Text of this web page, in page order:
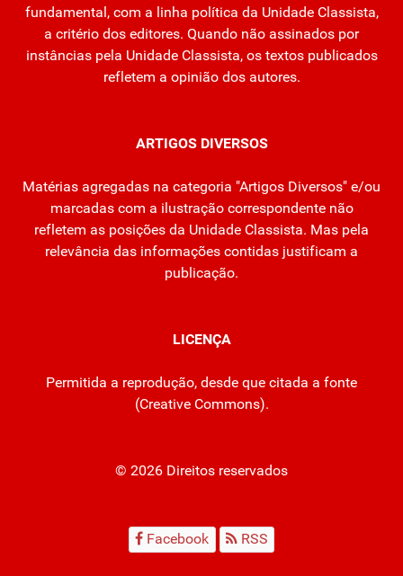
fundamental, com a linha política da Unidade Classista,
a critério dos editores. Quando não assinados por
instâncias pela Unidade Classista, os textos publicados
refletem a opinião dos autores.
ARTIGOS DIVERSOS
Matérias agregadas na categoria "Artigos Diversos" e/ou
marcadas com a ilustração correspondente não
refletem as posições da Unidade Classista. Mas pela
relevância das informações contidas justificam a
publicação.
LICENÇA
Permitida a reprodução, desde que citada a fonte
(Creative Commons).
© 2026 Direitos reservados
Facebook RSS